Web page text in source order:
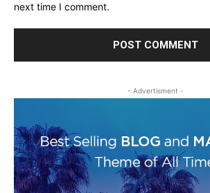
next time I comment.
- Advertisment -